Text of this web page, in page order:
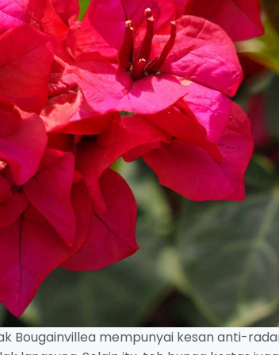
Bougainvillea mempunyai kesan anti-